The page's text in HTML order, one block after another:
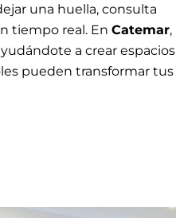
una huella, consulta
tiempo real. En Catemar,
a crear espacios
pueden transformar tus